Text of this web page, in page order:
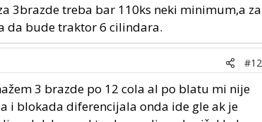
3brazde treba bar 110ks neki minimum,a za
da bude traktor 6 cilindara.
#12
3 brazde po 12 cola al po blatu mi nije
i blokada diferencijala onda ide gle ak je